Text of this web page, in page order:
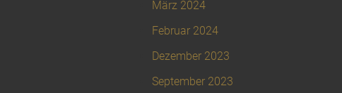
März 2024
Februar 2024
Dezember 2023
September 2023